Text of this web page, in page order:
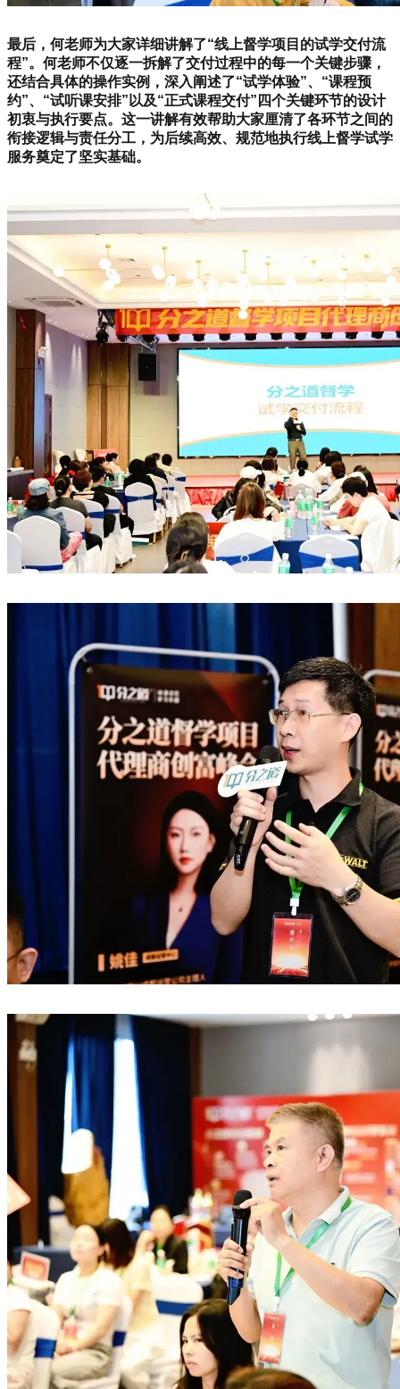
最后，何老师为大家详细讲解了“线上督学项目的试学交付流
程”。何老师不仅逐一拆解了交付过程中的每一个关键步骤，
还结合具体的操作实例，深入阐述了“试学体验”、“课程预
约”、“试听课安排”以及“正式课程交付”四个关键环节的设计
初衷与执行要点。这一讲解有效帮助大家厘清了各环节之间的
衔接逻辑与责任分工，为后续高效、规范地执行线上督学试学
服务奠定了坚实基础。